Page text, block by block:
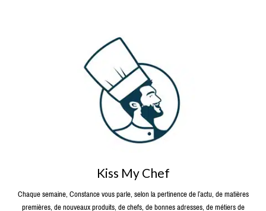
Kiss My Chef
Chaque semaine, Constance vous parle, selon la pertinence de l’actu, de matières
premières, de nouveaux produits, de chefs, de bonnes adresses, de métiers de